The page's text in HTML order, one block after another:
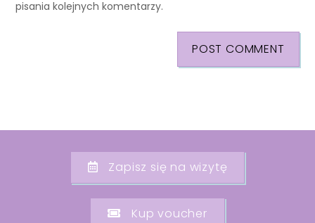
pisania kolejnych komentarzy.
Zapisz się na wizytę
Kup voucher